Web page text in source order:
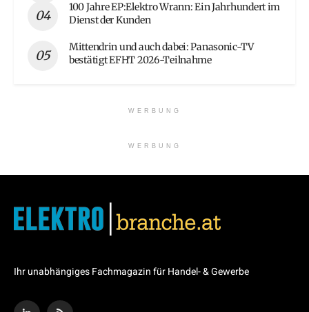
100 Jahre EP:Elektro Wrann: Ein Jahrhundert im
Dienst der Kunden
Mittendrin und auch dabei: Panasonic-TV
bestätigt EFHT 2026-Teilnahme
WERBUNG
WERBUNG
Ihr unabhängiges Fachmagazin für Handel- & Gewerbe